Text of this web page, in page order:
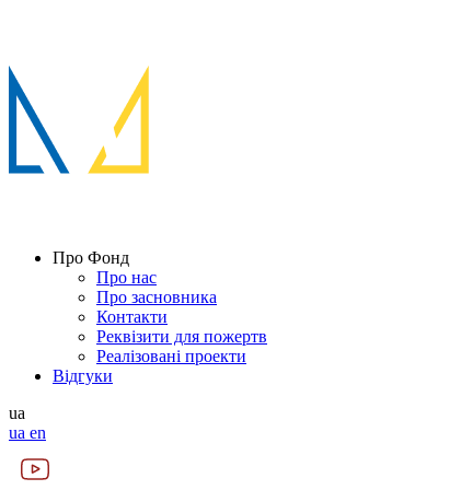
Про Фонд
Про нас
Про засновника
Контакти
Реквізити для пожертв
Реалізовані проекти
Відгуки
ua
ua en